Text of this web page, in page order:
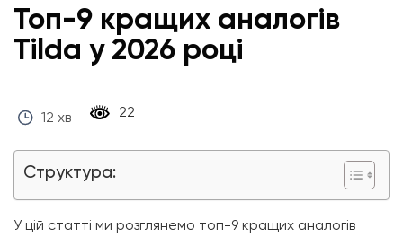
Топ-9 кращих аналогів
Tilda у 2026 році
12 хв ‎ 22 ‎
Структура:
У цій статті ми розглянемо топ-9 кращих аналогів